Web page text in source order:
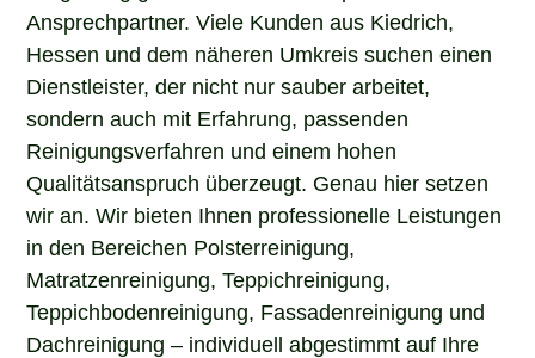
Ansprechpartner. Viele Kunden aus Kiedrich,
Hessen und dem näheren Umkreis suchen einen
Dienstleister, der nicht nur sauber arbeitet,
sondern auch mit Erfahrung, passenden
Reinigungsverfahren und einem hohen
Qualitätsanspruch überzeugt. Genau hier setzen
wir an. Wir bieten Ihnen professionelle Leistungen
in den Bereichen Polsterreinigung,
Matratzenreinigung, Teppichreinigung,
Teppichbodenreinigung, Fassadenreinigung und
Dachreinigung – individuell abgestimmt auf Ihre